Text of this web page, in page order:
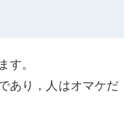
。
あり，人はオマケだ